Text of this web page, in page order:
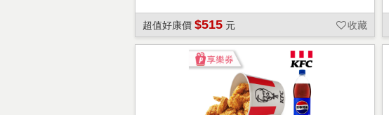
超值好康價 $515 元 收藏